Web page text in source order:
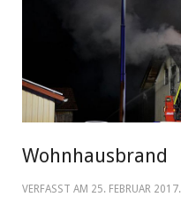
Wohnhausbrand
VERFASST AM 25. FEBRUAR 2017.